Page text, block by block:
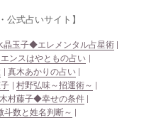
公式占いサイト】
晶玉子◆エレメンタル占星術
ンスはやともの占い
真木あかりの占い
村野弘味～招運術～
木村藤子◆幸せの条件
斗数と姓名判断～